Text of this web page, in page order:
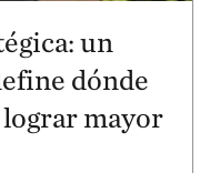
un
dónde
mayor